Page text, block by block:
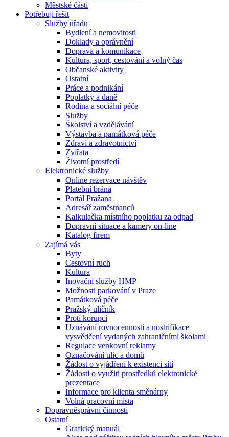
Městské části
Potřebuji řešit
Služby úřadu
Bydlení a nemovitosti
Doklady a oprávnění
Doprava a komunikace
Kultura, sport, cestování a volný čas
Občanské aktivity
Ostatní
Práce a podnikání
Poplatky a daně
Rodina a sociální péče
Služby
Školství a vzdělávání
Výstavba a památková péče
Zdraví a zdravotnictví
Zvířata
Životní prostředí
Elektronické služby
Online rezervace návštěv
Platební brána
Portál Pražana
Adresář zaměstnanců
Kalkulačka místního poplatku za odpad
Dopravní situace a kamery on-line
Katalog firem
Zajímá vás
Byty
Cestovní ruch
Kultura
Inovační služby HMP
Možnosti parkování v Praze
Památková péče
Pražský uličník
Proti korupci
Uznávání rovnocennosti a nostrifikace
vysvědčení vydaných zahraničními školami
Regulace venkovní reklamy
Označování ulic a domů
Žádost o vyjádření k existenci sítí
Žádosti o využití prostředků elektronické
prezentace
Informace pro klienta směnárny
Volná pracovní místa
Dopravněsprávní činnosti
Ostatní
Grafický manuál